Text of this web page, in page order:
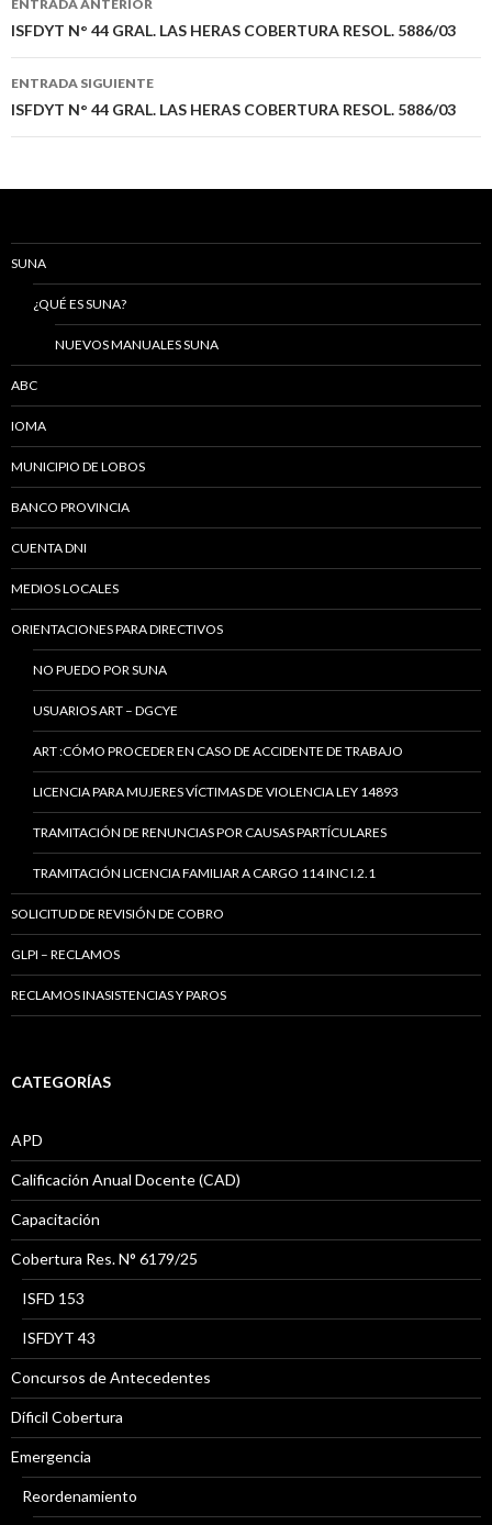
de
entradas
ENTRADA ANTERIOR
ISFDYT N° 44 GRAL. LAS HERAS COBERTURA RESOL. 5886/03
ENTRADA SIGUIENTE
ISFDYT N° 44 GRAL. LAS HERAS COBERTURA RESOL. 5886/03
SUNA
¿QUÉ ES SUNA?
NUEVOS MANUALES SUNA
ABC
IOMA
MUNICIPIO DE LOBOS
BANCO PROVINCIA
CUENTA DNI
MEDIOS LOCALES
ORIENTACIONES PARA DIRECTIVOS
NO PUEDO POR SUNA
USUARIOS ART – DGCYE
ART :CÓMO PROCEDER EN CASO DE ACCIDENTE DE TRABAJO
LICENCIA PARA MUJERES VÍCTIMAS DE VIOLENCIA LEY 14893
TRAMITACIÓN DE RENUNCIAS POR CAUSAS PARTÍCULARES
TRAMITACIÓN LICENCIA FAMILIAR A CARGO 114 INC I.2.1
SOLICITUD DE REVISIÓN DE COBRO
GLPI – RECLAMOS
RECLAMOS INASISTENCIAS Y PAROS
CATEGORÍAS
APD
Calificación Anual Docente (CAD)
Capacitación
Cobertura Res. N° 6179/25
ISFD 153
ISFDYT 43
Concursos de Antecedentes
Díficil Cobertura
Emergencia
Reordenamiento